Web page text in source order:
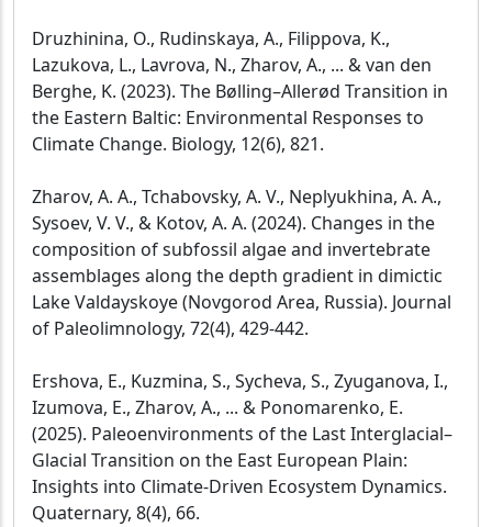
Druzhinina, O., Rudinskaya, A., Filippova, K.,
Lazukova, L., Lavrova, N., Zharov, A., ... & van den
Berghe, K. (2023). The Bølling–Allerød Transition in
the Eastern Baltic: Environmental Responses to
Climate Change. Biology, 12(6), 821.
Zharov, A. A., Tchabovsky, A. V., Neplyukhina, A. A.,
Sysoev, V. V., & Kotov, A. A. (2024). Changes in the
composition of subfossil algae and invertebrate
assemblages along the depth gradient in dimictic
Lake Valdayskoye (Novgorod Area, Russia). Journal
of Paleolimnology, 72(4), 429-442.
Ershova, E., Kuzmina, S., Sycheva, S., Zyuganova, I.,
Izumova, E., Zharov, A., ... & Ponomarenko, E.
(2025). Paleoenvironments of the Last Interglacial–
Glacial Transition on the East European Plain:
Insights into Climate-Driven Ecosystem Dynamics.
Quaternary, 8(4), 66.